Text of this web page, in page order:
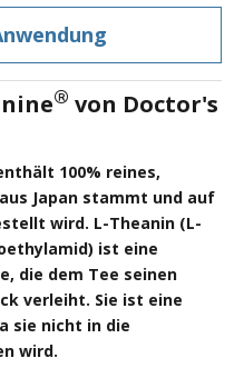
® von Doctor's
100% reines,
Japan stammt und auf
wird. L-Theanin (L-
ist eine
die dem Tee seinen
verleiht. Sie ist eine
sie nicht in die
wird.